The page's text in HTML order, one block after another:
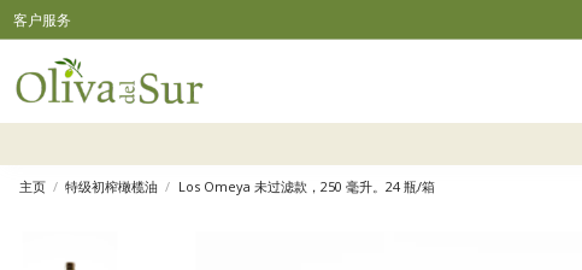
客户服务
主页 特级初榨橄榄油 Los Omeya 未过滤款，250 毫升。24 瓶/箱